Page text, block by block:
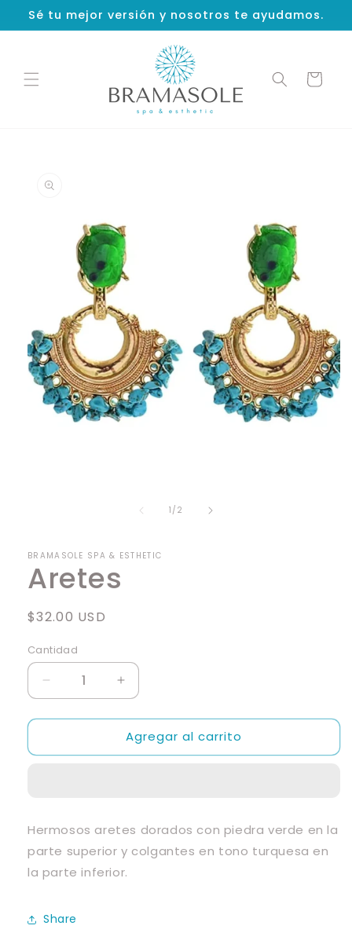
directamente
al contenido
Sé tu mejor versión y nosotros te ayudamos.
Carrito
información
1 /de
2
BRAMASOLE SPA & ESTHETIC
Aretes
Precio
$32.00 USD
Cantidad
Cantidad
Reducir
cantidad
para
Aumentar
cantidad
para
Aretes
Agregar al carrito
Hermosos aretes dorados con piedra verde en la
parte superior y colgantes en tono turquesa en
la parte inferior.
Share